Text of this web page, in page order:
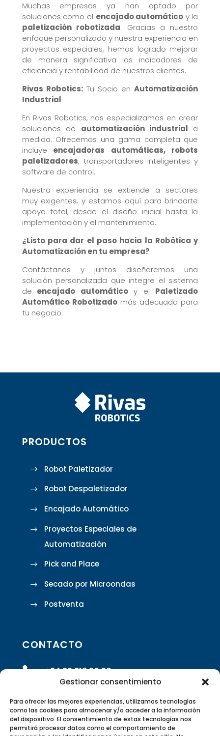
Gestionar consentimiento
Para ofrecer las mejores experiencias, utilizamos tecnologías
como las cookies para almacenar y/o acceder a la información
del dispositivo. El consentimiento de estas tecnologías nos
permitirá procesar datos como el comportamiento de
Muchas empresas ya han optado por
soluciones como el encajado automático y la
paletización robotizada. Gracias a nuestro
enfoque personalizado y nuestra experiencia en
proyectos especiales, hemos logrado mejorar
de manera significativa los indicadores de
eficiencia y rentabilidad de nuestros clientes.
Rivas Robotics:Tu Socio enAutomatización
Industrial
En Rivas Robotics, nos especializamos en crear
soluciones de automatización industrial a
medida. Ofrecemos una gama completa que
incluye encajadoras automáticas, robots
paletizadores, transportadores inteligentes y
software de control.
Nuestra experiencia se extiende a sectores
muy exigentes, y estamos aquí para brindarte
apoyo total, desde el diseño inicial hasta la
implementación y el mantenimiento.
¿Listo para dar el paso hacia la Robótica y
Automatización en tu empresa?
Contáctanos y juntos diseñaremos una
solución personalizada que integre el sistema
de encajado automáticoy el Paletizado
Automático Robotizadomás adecuada para
tu negocio.
PRODUCTOS
Robot Paletizador
Robot Despaletizador
Encajado Automático
Proyectos Especiales de
Automatización
Pick and Place
Secado por Microondas
Postventa
CONTACTO
 +34 96 318 20 90
 info@rivasrobotics.com
 Envíanos un formulario